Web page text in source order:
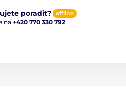
poradit? offline
na +420 770 330 792